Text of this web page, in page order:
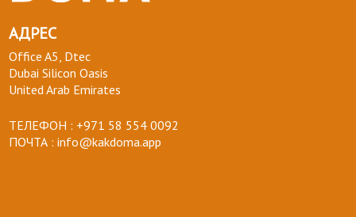
АДРЕС
Office A5, Dtec
Dubai Silicon Oasis
United Arab Emirates
ТЕЛЕФОН : +971 58 554 0092
ПОЧТА : info@kakdoma.app